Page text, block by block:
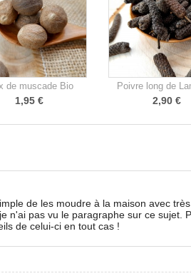
de muscade Bio
1,95 €
Poivre long de
2,90 €
de les moudre à la maison avec
n'ai pas vu le paragraphe sur ce sujet.
de celui-ci en tout cas !